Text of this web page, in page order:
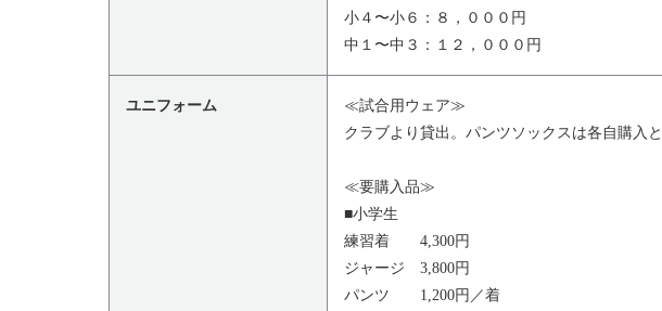
小４〜小６：８，０００円
中１〜中３：１２，０００円
ユニフォーム
≪試合用ウェア≫
クラブより貸出。パンツソックスは各自購入と
≪要購入品≫
■小学生
練習着 4,300円
ジャージ 3,800円
パンツ 1,200円／着